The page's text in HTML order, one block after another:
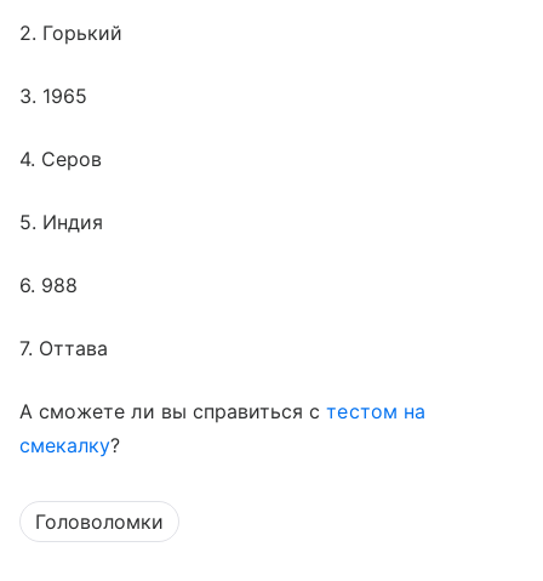
2. Горький
3. 1965
4. Серов
5. Индия
6. 988
7. Оттава
А сможете ли вы справиться стестом на
смекалку?
Головоломки